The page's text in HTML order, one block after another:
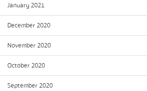
January 2021
December 2020
November 2020
October 2020
September 2020